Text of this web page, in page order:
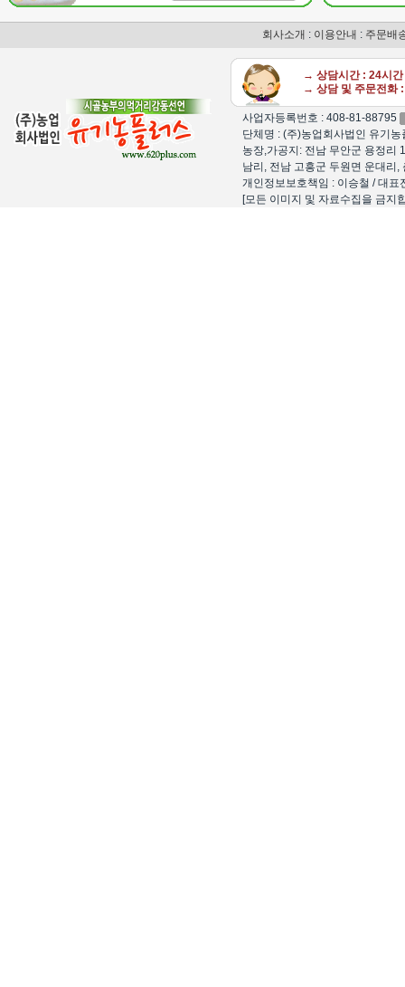
회사소개 : 이용안내 : 주문배
→ 상담시간 : 24시간
→ 상담 및 주문전화
사업자등록번호 : 408-81-88795
단체명 : (주)농업회사법인 유기
농장,가공지: 전남 무안군 용정리
남리, 전남 고흥군 두원면 운대리
개인정보보호책임 : 이승철 / 대
[모든 이미지 및 자료수집을 금지